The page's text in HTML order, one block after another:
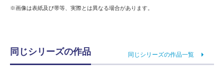
※画像は表紙及び帯等、実際とは異なる場合があります。
同じシリーズの作品 同じシリーズの作品一覧